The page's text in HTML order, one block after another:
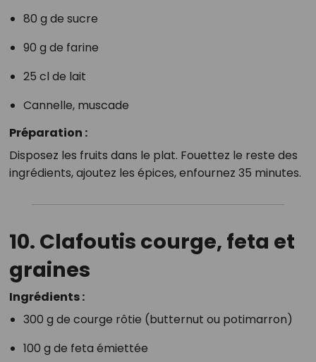
80 g de sucre
90 g de farine
25 cl de lait
Cannelle, muscade
Préparation :
Disposez les fruits dans le plat. Fouettez le reste des
ingrédients, ajoutez les épices, enfournez 35 minutes.
10. Clafoutis courge, feta et
graines
Ingrédients :
300 g de courge rôtie (butternut ou potimarron)
100 g de feta émiettée